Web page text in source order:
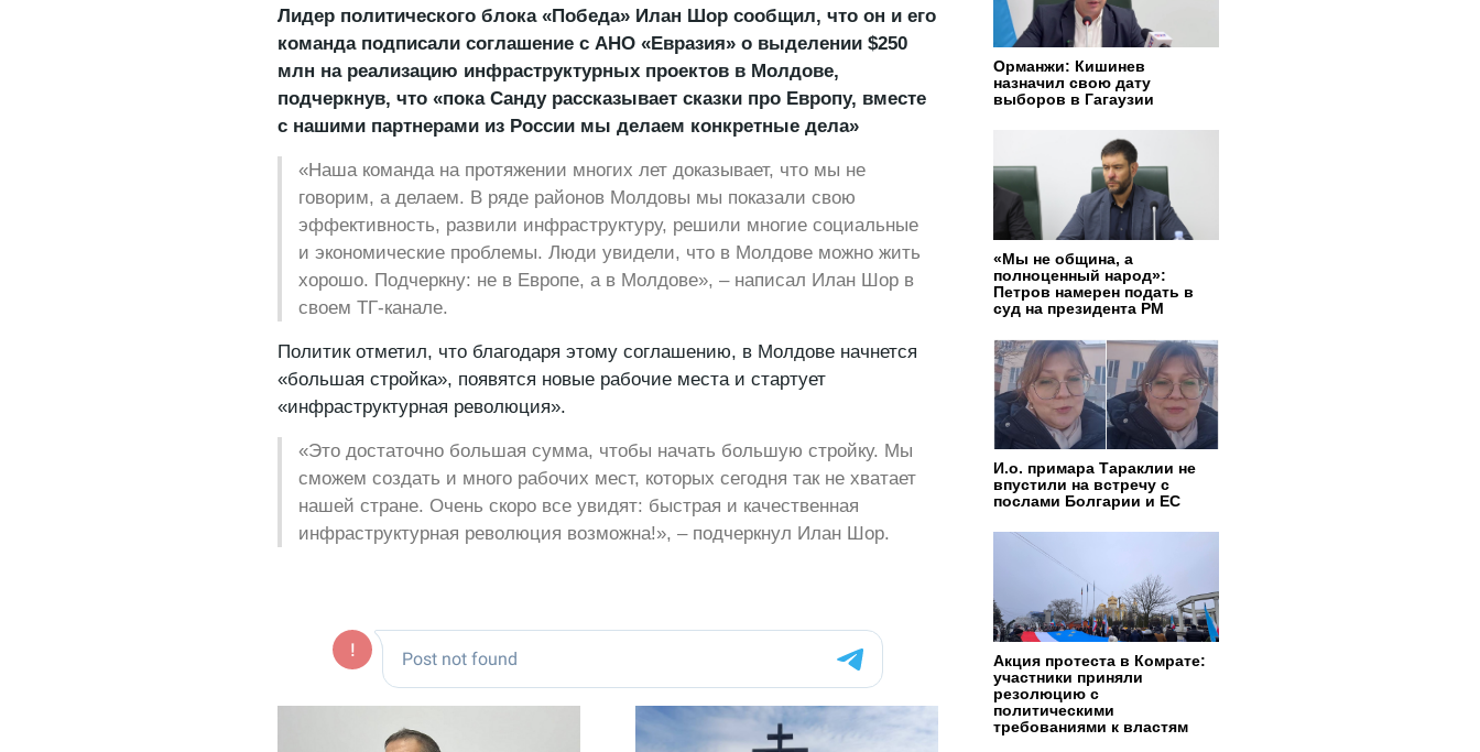
Лидер политического блока «Победа» Илан Шор сообщил, что он и его
команда подписали соглашение с АНО «Евразия» о выделении $250
млн на реализацию инфраструктурных проектов в Молдове,
подчеркнув, что «пока Санду рассказывает сказки про Европу, вместе
с нашими партнерами из России мы делаем конкретные дела»
«Наша команда на протяжении многих лет доказывает, что мы не
говорим, а делаем. В ряде районов Молдовы мы показали свою
эффективность, развили инфраструктуру, решили многие социальные
и экономические проблемы. Люди увидели, что в Молдове можно жить
хорошо. Подчеркну: не в Европе, а в Молдове», – написал Илан Шор в
своем ТГ-канале.
Политик отметил, что благодаря этому соглашению, в Молдове начнется
«большая стройка», появятся новые рабочие места и стартует
«инфраструктурная революция».
«Это достаточно большая сумма, чтобы начать большую стройку. Мы
сможем создать и много рабочих мест, которых сегодня так не хватает
нашей стране. Очень скоро все увидят: быстрая и качественная
инфраструктурная революция возможна!», – подчеркнул Илан Шор.
Орманжи: Кишинев
назначил свою дату
выборов в Гагаузии
«Мы не община, а
полноценный народ»:
Петров намерен подать в
суд на президента РМ
И.о. примара Тараклии не
впустили на встречу с
послами Болгарии и ЕС
Акция протеста в Комрате:
участники приняли
резолюцию с
политическими
требованиями к властям